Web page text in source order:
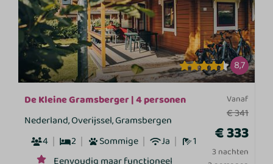
8,7
Vanaf
€ 341
€ 333
3 nachten
De Kleine Gramsberger | 4 personen
Nederland, Overijssel, Gramsbergen
4
2 Sommige Ja
1